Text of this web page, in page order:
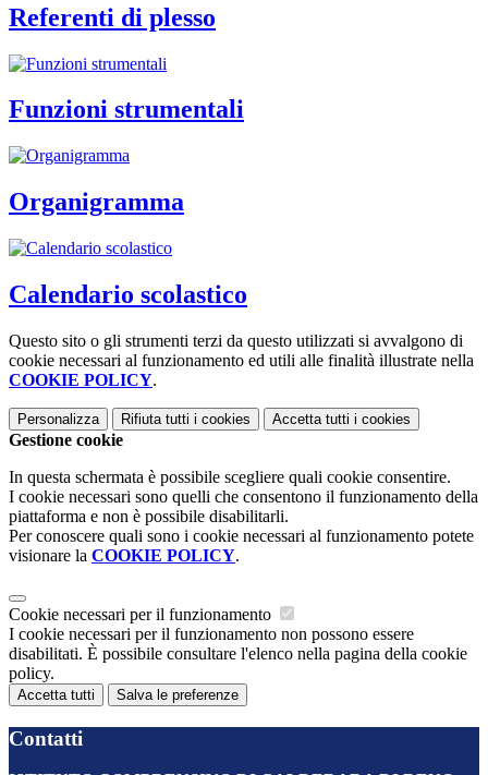
Referenti di plesso
Funzioni strumentali
Organigramma
Calendario scolastico
Questo sito o gli strumenti terzi da questo utilizzati si avvalgono di
cookie necessari al funzionamento ed utili alle finalità illustrate nella
COOKIE POLICY.
Personalizza Rifiuta tutti i cookies Accetta tutti i cookies
Gestione cookie
In questa schermata è possibile scegliere quali cookie consentire.
I cookie necessari sono quelli che consentono il funzionamento della
piattaforma e non è possibile disabilitarli.
Per conoscere quali sono i cookie necessari al funzionamento potete
visionare la COOKIE POLICY.
Cookie necessari per il funzionamento
I cookie necessari per il funzionamento non possono essere
disabilitati. È possibile consultare l'elenco nella pagina della cookie
policy.
Accetta tutti Salva le preferenze
Contatti